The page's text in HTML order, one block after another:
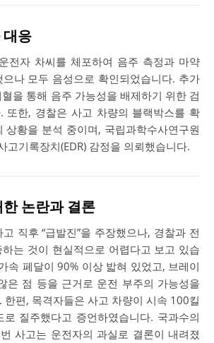
대응
전자 차씨를 체포하여 음주 측정과 마약
나 모두 음성으로 확인되었습니다. 추가
을 통해 음주 가능성을 배제하기 위한 검
또한, 경찰은 사고 차량의 블랙박스를 확
상황을 분석 중이며, 국립과학수사연구원
고기록장치(EDR) 감정을 의뢰했습니다.
논란과 결론
직후 “급발진”을 주장했으나, 경찰과 전
는 것이 현실적으로 어렵다고 보고 있습
속 페달이 90% 이상 밟혀 있었고, 브레이
은 점 등을 근거로 운전 부주의 가능성을
한편, 목격자들은 사고 차량이 시속 100킬
질주했다고 증언하였습니다. 국과수의
사고는 운전자의 과실로 결론이 내려졌